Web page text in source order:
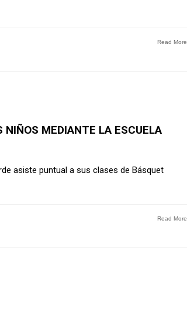
Read More
NIÑOS MEDIANTE LA ESCUELA
asiste puntual a sus clases de Básquet
Read More